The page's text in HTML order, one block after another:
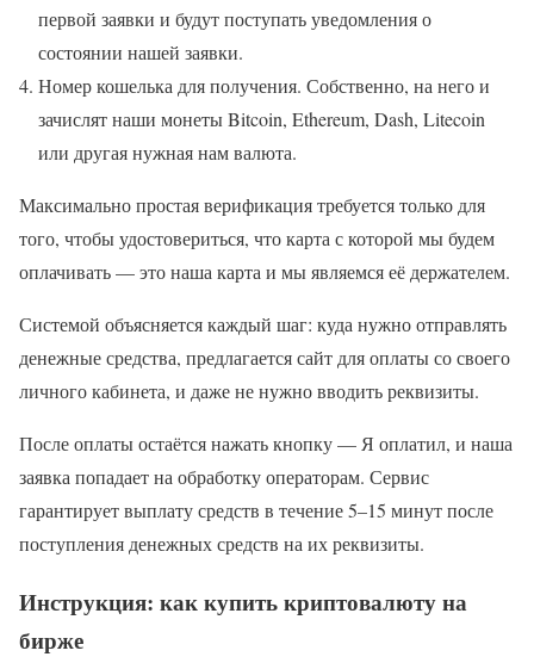
первой заявки и будут поступать уведомления о
состоянии нашей заявки.
Номер кошелька для получения. Собственно, на него и
зачислят наши монеты Bitcoin, Ethereum, Dash, Litecoin
или другая нужная нам валюта.
Максимально простая верификация требуется только для
того, чтобы удостовериться, что карта с которой мы будем
оплачивать — это наша карта и мы являемся её держателем.
Системой объясняется каждый шаг: куда нужно отправлять
денежные средства, предлагается сайт для оплаты со своего
личного кабинета, и даже не нужно вводить реквизиты.
После оплаты остаётся нажать кнопку — Я оплатил, и наша
заявка попадает на обработку операторам. Сервис
гарантирует выплату средств в течение 5–15 минут после
поступления денежных средств на их реквизиты.
Инструкция: как купить криптовалюту на
бирже